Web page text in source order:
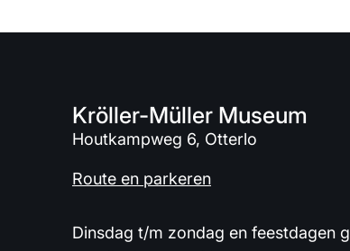
Kröller-Müller Museum
Houtkampweg 6, Otterlo
Route en parkeren
Dinsdag t/m zondag en feestdagen